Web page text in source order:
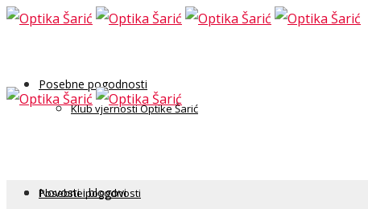
Posebne pogodnosti
Klub vjernosti Optike Šarić
Novosti i blogovi
Posebne pogodnosti